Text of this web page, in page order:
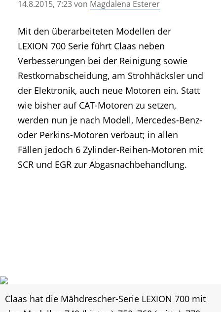
• Geschichte und Geschichten
• Mitteilung der Redaktion
• Agritechnica Neuheiten Archiv
• Artikel nach Hersteller/Marke
14.8.2015, 7:23von Magdalena Esterer
Mit den überarbeiteten Modellen der
LEXION 700 Serie führt Claas neben
Verbesserungen bei der Reinigung sowie
Restkornabscheidung, am Strohhäcksler und
der Elektronik, auch neue Motoren ein. Statt
wie bisher auf CAT-Motoren zu setzen,
werden nun je nach Modell, Mercedes-Benz-
oder Perkins-Motoren verbaut; in allen
Fällen jedoch 6 Zylinder-Reihen-Motoren mit
SCR und EGR zur Abgasnachbehandlung.
Claas hat die Mähdrescher-Serie LEXION 700 mit